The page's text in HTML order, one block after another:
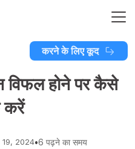
करने के लिए कूद
होने पर कैसे
करें
19, 2024•6 पढ़ने का समय